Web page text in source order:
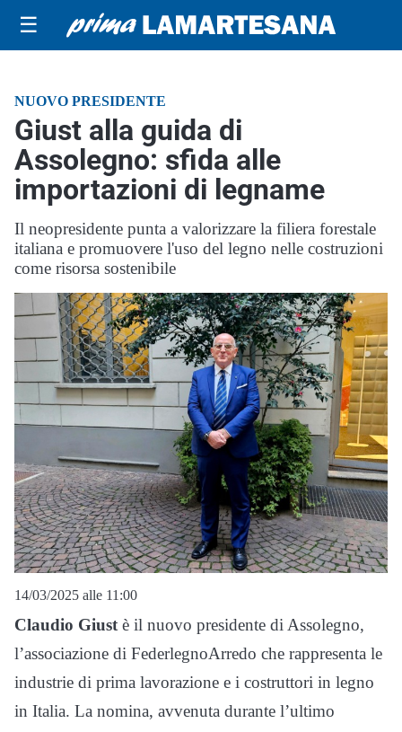
☰
NUOVO PRESIDENTE
Giust alla guida di
Assolegno: sfida alle
importazioni di legname
Il neopresidente punta a valorizzare la filiera forestale
italiana e promuovere l'uso del legno nelle costruzioni
come risorsa sostenibile
14/03/2025 alle 11:00
Claudio Giust è il nuovo presidente di Assolegno,
l’associazione di FederlegnoArredo che rappresenta le
industrie di prima lavorazione e i costruttori in legno
in Italia. La nomina, avvenuta durante l’ultimo